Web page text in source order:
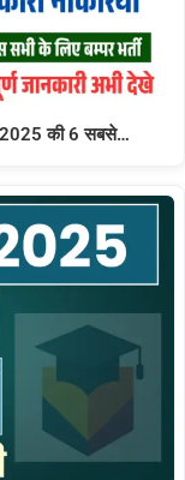
की 6 सबसे…